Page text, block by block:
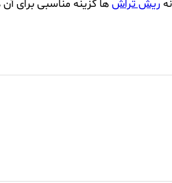
ریش تراشها گزینه مناسبی برای